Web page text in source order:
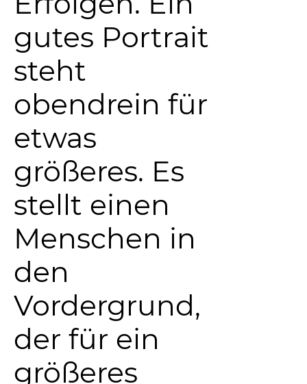
gutes Portrait
steht
obendrein für
etwas
größeres. Es
stellt einen
Menschen in
den
Vordergrund,
der für ein
größeres